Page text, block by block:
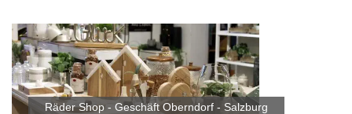
Räder Shop - Geschäft Oberndorf - Salzburg